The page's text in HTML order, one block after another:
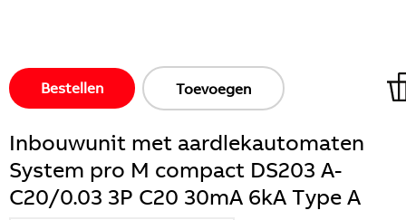
Bestellen Toevoegen
Inbouwunit met aardlekautomaten
System pro M compact DS203 A-
C20/0.03 3P C20 30mA 6kA Type A